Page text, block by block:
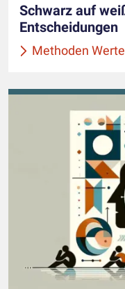
Schwarz auf
Entscheidungen
Methoden